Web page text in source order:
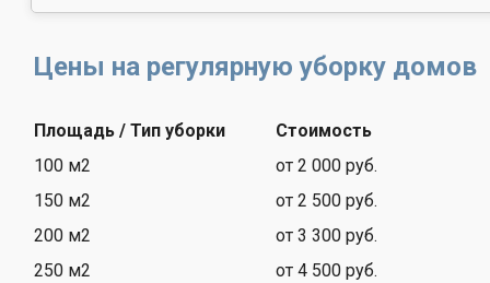
Цены на регулярную уборку домов
Площадь / Тип уборки
Стоимость
100 м2
от 2 000 руб.
150 м2
от 2 500 руб.
200 м2
от 3 300 руб.
250 м2
от 4 500 руб.